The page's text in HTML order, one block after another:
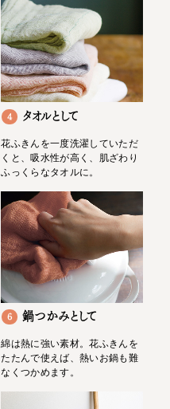
4 タオルとして
花ふきんを一度洗濯していただ
くと、吸水性が高く、肌ざわり
ふっくらなタオルに。
6 鍋つかみとして
綿は熱に強い素材。花ふきんを
たたんで使えば、熱いお鍋も難
なくつかめます。